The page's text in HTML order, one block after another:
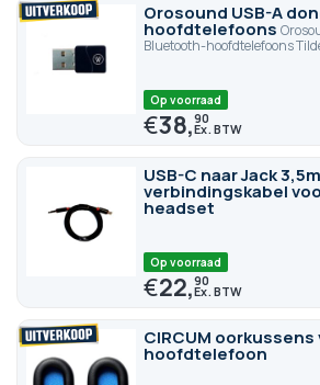
Orosound USB-A
hoofdtelefoons
Bluetooth-hoofdtelefoons
Op voorraad
€38,90
USB-C naar Jack
verbindingskabel
headset
Op voorraad
€22,90
CIRCUM oorkussens
hoofdtelefoon